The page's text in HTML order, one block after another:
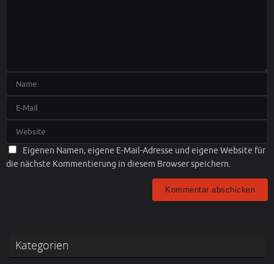
Eigenen Namen, eigene E-Mail-Adresse und eigene Website für
die nächste Kommentierung in diesem Browser speichern.
Kategorien